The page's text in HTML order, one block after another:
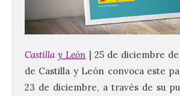
Castillay León | 25 de diciembre
de Castilla y León convoca este
23 de diciembre, a través de su